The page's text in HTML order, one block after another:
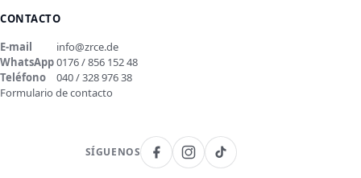
CONTACTO
E-mail
info@zrce.de
WhatsApp0176 / 856 152 48
Teléfono
040 / 328 976 38
Formulario de contacto
SÍGUENOS